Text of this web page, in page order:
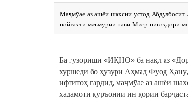
Маҷмӯае аз ашёи шахсии устод Абдулбосит
пойтахти маъмурии нави Миср нигоҳдорӣ
Ба гузориши «ИҚНО» ба нақл аз
хуршедӣ бо ҳузури Аҳмад Фуод
ифтитоҳ гардид, маҷмӯае аз ашёи
хадамоти қуръонии ин қории